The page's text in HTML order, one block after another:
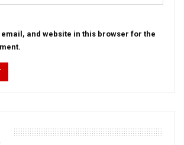
email, and website in this browser for the